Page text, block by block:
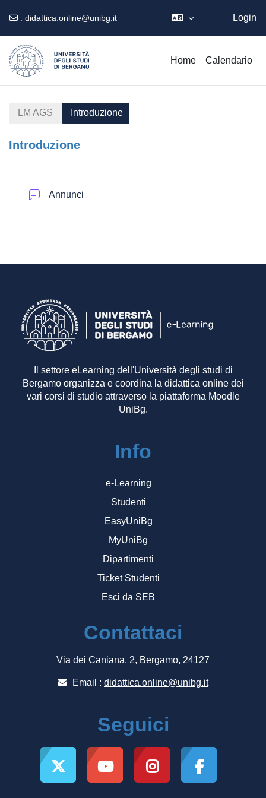
: didattica.online@unibg.it Login
Home Calendario
LM AGS Introduzione
Introduzione
Annunci
Il settore eLearning dell'Università degli studi di
Bergamo organizza e coordina la didattica online dei
vari corsi di studio attraverso la piattaforma Moodle
UniBg.
Info
e-Learning
Studenti
EasyUniBg
MyUniBg
Dipartimenti
Ticket Studenti
Esci da SEB
Contattaci
Via dei Caniana, 2, Bergamo, 24127
Email : didattica.online@unibg.it
Seguici